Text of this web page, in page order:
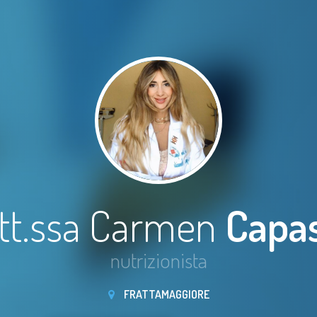
Carmen
nutrizionista
FRATTAMAGGIORE